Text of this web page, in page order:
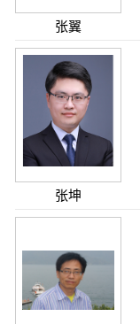
张翼
张坤